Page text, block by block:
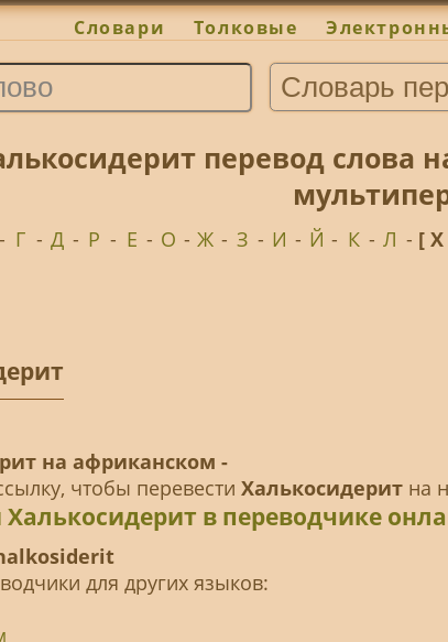
Словари Толковые
перевод слова
- Г - Д - Р - Е - О - Ж - З - И - Й - К - Л - [ Х
на африканском -
чтобы перевести Халькосидеритна
Халькосидерит в переводчике
для других языков: